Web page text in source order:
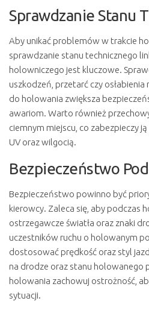
Sprawdzanie Stanu
Aby unikać problemów w trakcie
sprawdzanie stanu technicznego
holowniczego jest kluczowe.
uszkodzeń, przetarć czy
do holowania zwiększa
awariom. Warto również
ciemnym miejscu, co zabezpieczy
UV oraz wilgocią.
Bezpieczeństwo
Bezpieczeństwo powinno być
kierowcy. Zaleca się, aby podczas
ostrzegawcze światła oraz znaki
uczestników ruchu o holowanym
dostosować prędkość oraz styl
na drodze oraz stanu holowanego
holowania zachowuj ostrożność,
sytuacji.